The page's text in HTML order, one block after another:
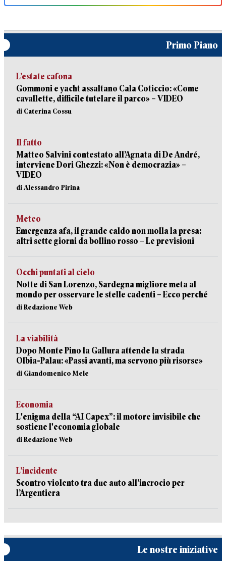
Primo Piano
L’estate cafona
Gommoni e yacht assaltano Cala Coticcio: «Come
cavallette, difficile tutelare il parco» – VIDEO
di Caterina Cossu
Il fatto
Matteo Salvini contestato all’Agnata di De André,
interviene Dori Ghezzi: «Non è democrazia» –
VIDEO
di Alessandro Pirina
Meteo
Emergenza afa, il grande caldo non molla la presa:
altri sette giorni da bollino rosso – Le previsioni
Occhi puntati al cielo
Notte di San Lorenzo, Sardegna migliore meta al
mondo per osservare le stelle cadenti – Ecco perché
di Redazione Web
La viabilità
Dopo Monte Pino la Gallura attende la strada
Olbia-Palau: «Passi avanti, ma servono più risorse»
di Giandomenico Mele
Economia
L'enigma della “AI Capex”: il motore invisibile che
sostiene l'economia globale
di Redazione Web
L’incidente
Scontro violento tra due auto all’incrocio per
l’Argentiera
Le nostre iniziative